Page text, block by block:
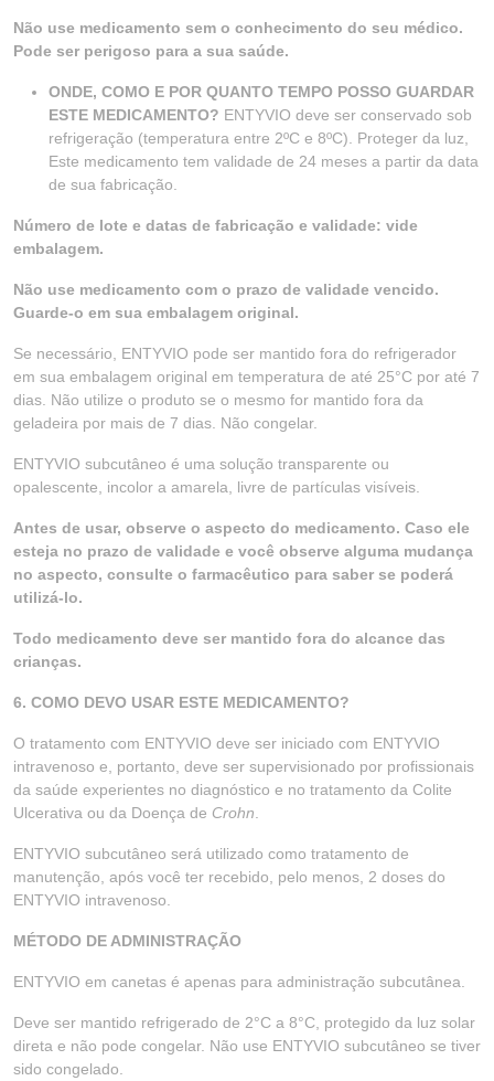
Não use medicamento sem o conhecimento do seu médico.
Pode ser perigoso para a sua saúde.
ONDE, COMO E POR QUANTO TEMPO POSSO GUARDAR
ESTE MEDICAMENTO? ENTYVIO deve ser conservado sob
refrigeração (temperatura entre 2ºC e 8ºC). Proteger da luz,
Este medicamento tem validade de 24 meses a partir da data
de sua fabricação.
Número de lote e datas de fabricação e validade: vide
embalagem.
Não use medicamento com o prazo de validade vencido.
Guarde-o em sua embalagem original.
Se necessário, ENTYVIO pode ser mantido fora do refrigerador
em sua embalagem original em temperatura de até 25°C por até 7
dias. Não utilize o produto se o mesmo for mantido fora da
geladeira por mais de 7 dias. Não congelar.
ENTYVIO subcutâneo é uma solução transparente ou
opalescente, incolor a amarela, livre de partículas visíveis.
Antes de usar, observe o aspecto do medicamento. Caso ele
esteja no prazo de validade e você observe alguma mudança
no aspecto, consulte o farmacêutico para saber se poderá
utilizá-lo.
Todo medicamento deve ser mantido fora do alcance das
crianças.
6. COMO DEVO USAR ESTE MEDICAMENTO?
O tratamento com ENTYVIO deve ser iniciado com ENTYVIO
intravenoso e, portanto, deve ser supervisionado por profissionais
da saúde experientes no diagnóstico e no tratamento da Colite
Ulcerativa ou da Doença de Crohn
ENTYVIO subcutâneo será utilizado como tratamento de
manutenção, após você ter recebido, pelo menos, 2 doses do
ENTYVIO intravenoso.
MÉTODO DE ADMINISTRAÇÃO
ENTYVIO em canetas é apenas para administração subcutânea.
Deve ser mantido refrigerado de 2°C a 8°C, protegido da luz solar
direta e não pode congelar. Não use ENTYVIO subcutâneo se tiver
sido congelado.